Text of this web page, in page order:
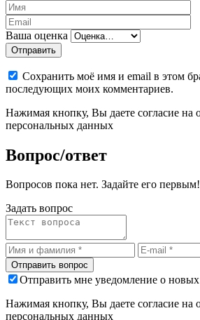
Ваша оценка
Отправить
Сохранить моё имя и email в этом
последующих моих комментариев.
Нажимая кнопку, Вы даете согласие на
персональных данных
Вопрос/ответ
Вопросов пока нет. Задайте его первым!
Задать вопрос
Отправить мне уведомление о новых
Нажимая кнопку, Вы даете согласие на
персональных данных